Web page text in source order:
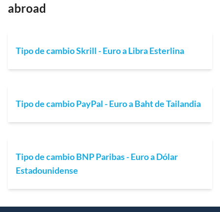
abroad
Tipo de cambio Skrill - Euro a Libra Esterlina
Tipo de cambio PayPal - Euro a Baht de Tailandia
Tipo de cambio BNP Paribas - Euro a Dólar
Estadounidense